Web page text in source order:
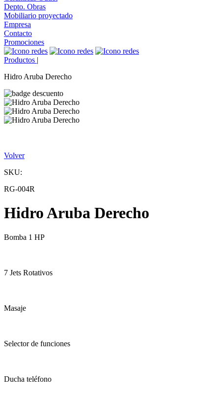
Depto. Obras
Mobiliario proyectado
Empresa
Contacto
Promociones
Productos |
Hidro Aruba Derecho
Volver
SKU:
RG-004R
Hidro Aruba Derecho
Bomba 1 HP
7 Jets Rotativos
Masaje
Selector de funciones
Ducha teléfono